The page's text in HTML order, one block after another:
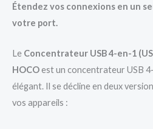
Étendez vos connexions en un
votre port.
Le Concentrateur USB 4-en-1
HOCOest un concentrateur USB
élégant. Il se décline en deux
vos appareils :